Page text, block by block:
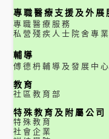
專職醫療支援及外展
專職醫療服務
私營殘疾人士院舍專
輔導
傅德枬輔導及發展中心
教育
社區教育部
特殊教育及附屬公司
特殊教育
社會企業